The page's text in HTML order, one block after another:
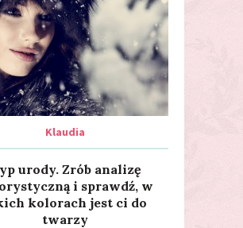
Klaudia
urody. Zrób analizę
i sprawdź, w
kolorach jest ci do
twarzy